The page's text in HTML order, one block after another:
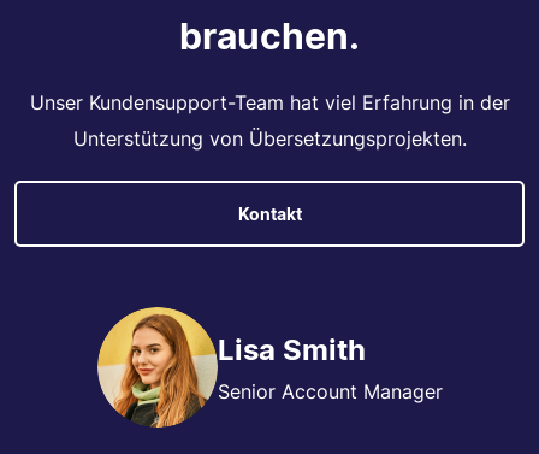
brauchen.
Unser Kundensupport-Team hat viel Erfahrung in der
Unterstützung von Übersetzungsprojekten.
Kontakt
Lisa Smith
Senior Account Manager